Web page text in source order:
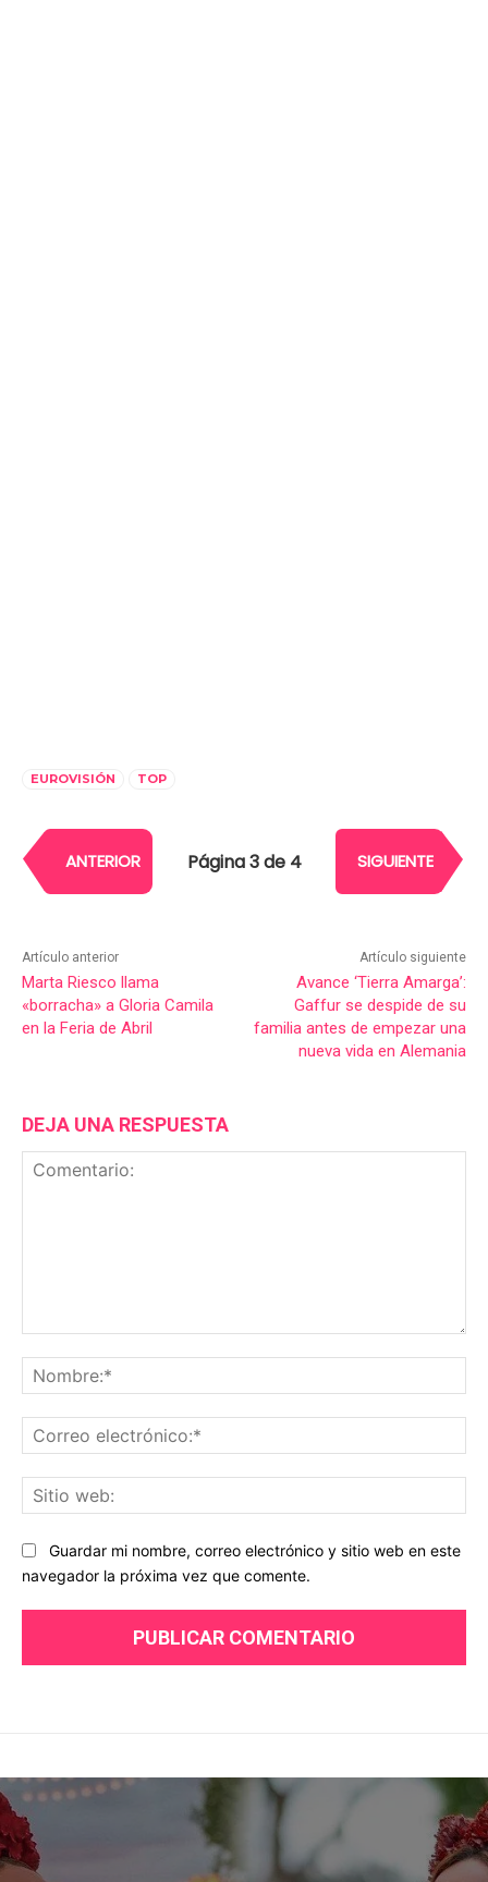
EUROVISIÓN TOP
ANTERIOR Página 3 de 4 SIGUIENTE
Artículo anterior
Marta Riesco llama
«borracha» a Gloria Camila
en la Feria de Abril
Artículo siguiente
Avance ‘Tierra Amarga’:
Gaffur se despide de su
familia antes de empezar una
nueva vida en Alemania
DEJA UNA RESPUESTA
Guardar mi nombre, correo electrónico y sitio web en este
navegador la próxima vez que comente.